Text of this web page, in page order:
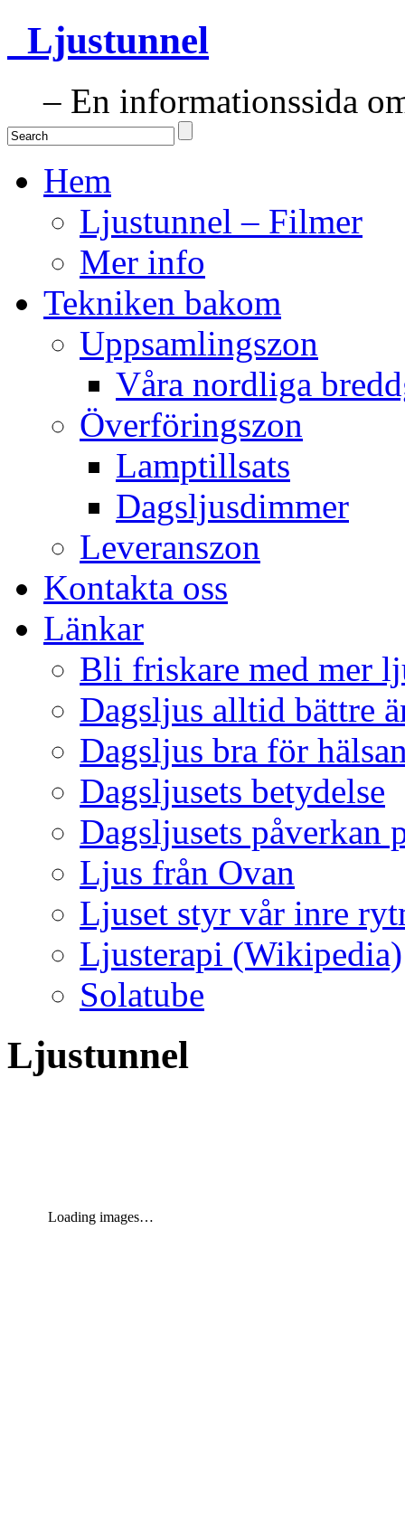
Ljustunnel
– En informationssida
Hem
Ljustunnel – Filmer
Mer info
Tekniken bakom
Uppsamlingszon
Våra nordliga
Överföringszon
Lamptillsats
Dagsljusdimmer
Leveranszon
Kontakta oss
Länkar
Bli friskare med mer
Dagsljus alltid bättre
Dagsljus bra för
Dagsljusets betydelse
Dagsljusets påverkan
Ljus från Ovan
Ljuset styr vår inre
Ljusterapi (Wikipedia)
Solatube
Ljustunnel
Loading images…